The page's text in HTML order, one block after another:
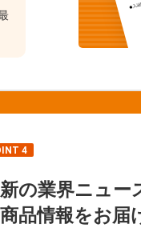
4
の業界ニュー
品情報をお届